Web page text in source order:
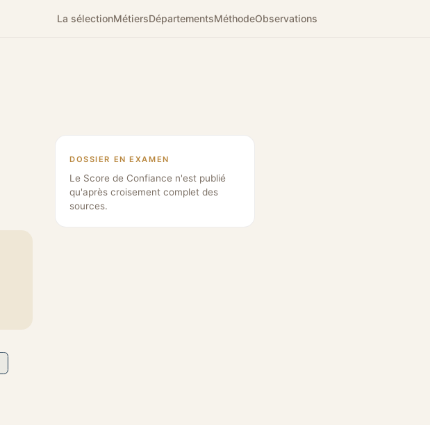
La sélectionMétiersDépartementsMéthodeObservations
DOSSIER EN EXAMEN
Le Score de Confiance n'est publié
qu'après croisement complet des
sources.